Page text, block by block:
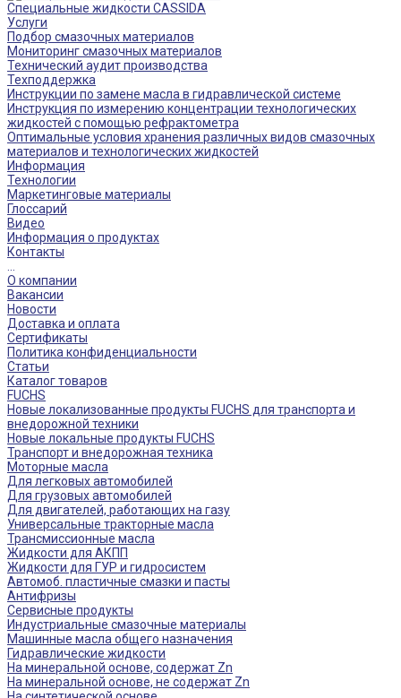
Специальные жидкости CASSIDA
Услуги
Подбор смазочных материалов
Мониторинг смазочных материалов
Технический аудит производства
Техподдержка
Инструкции по замене масла в гидравлической системе
Инструкция по измерению концентрации технологических
жидкостей с помощью рефрактометра
Оптимальные условия хранения различных видов смазочных
материалов и технологических жидкостей
Информация
Технологии
Маркетинговые материалы
Глоссарий
Видео
Информация о продуктах
Контакты
О компании
Вакансии
Новости
Доставка и оплата
Сертификаты
Политика конфиденциальности
Статьи
Каталог товаров
FUCHS
Новые локализованные продукты FUCHS для транспорта и
внедорожной техники
Новые локальные продукты FUCHS
Транспорт и внедорожная техника
Моторные масла
Для легковых автомобилей
Для грузовых автомобилей
Для двигателей, работающих на газу
Универсальные тракторные масла
Трансмиссионные масла
Жидкости для АКПП
Жидкости для ГУР и гидросистем
Автомоб. пластичные смазки и пасты
Антифризы
Сервисные продукты
Индустриальные смазочные материалы
Машинные масла общего назначения
Гидравлические жидкости
На минеральной основе, содержат Zn
На минеральной основе, не содержат Zn